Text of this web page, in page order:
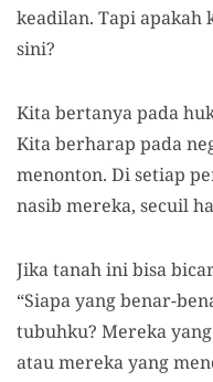
keadilan. Tapi apakah
sini?
Kita bertanya pada
Kita berharap pada
menonton. Di setiap
nasib mereka, secuil
Jika tanah ini bisa
“Siapa yang benar-
tubuhku? Mereka
atau mereka yang